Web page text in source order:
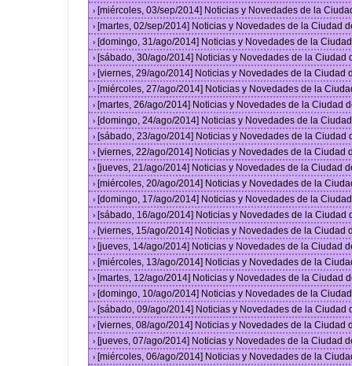
› [miércoles, 03/sep/2014] Noticias y Novedades de la
› [martes, 02/sep/2014] Noticias y Novedades de la Ciudad
› [domingo, 31/ago/2014] Noticias y Novedades de la
› [sábado, 30/ago/2014] Noticias y Novedades de la Ciudad
› [viernes, 29/ago/2014] Noticias y Novedades de la Ciudad
› [miércoles, 27/ago/2014] Noticias y Novedades de la
› [martes, 26/ago/2014] Noticias y Novedades de la Ciudad
› [domingo, 24/ago/2014] Noticias y Novedades de la
› [sábado, 23/ago/2014] Noticias y Novedades de la Ciudad
› [viernes, 22/ago/2014] Noticias y Novedades de la Ciudad
› [jueves, 21/ago/2014] Noticias y Novedades de la Ciudad
› [miércoles, 20/ago/2014] Noticias y Novedades de la
› [domingo, 17/ago/2014] Noticias y Novedades de la
› [sábado, 16/ago/2014] Noticias y Novedades de la Ciudad
› [viernes, 15/ago/2014] Noticias y Novedades de la Ciudad
› [jueves, 14/ago/2014] Noticias y Novedades de la Ciudad
› [miércoles, 13/ago/2014] Noticias y Novedades de la
› [martes, 12/ago/2014] Noticias y Novedades de la Ciudad
› [domingo, 10/ago/2014] Noticias y Novedades de la
› [sábado, 09/ago/2014] Noticias y Novedades de la Ciudad
› [viernes, 08/ago/2014] Noticias y Novedades de la Ciudad
› [jueves, 07/ago/2014] Noticias y Novedades de la Ciudad
› [miércoles, 06/ago/2014] Noticias y Novedades de la